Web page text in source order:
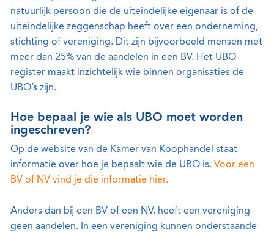
natuurlijk persoon die de uiteindelijke eigenaar is of de
uiteindelijke zeggenschap heeft over een onderneming,
stichting of vereniging. Dit zijn bijvoorbeeld mensen met
meer dan 25% van de aandelen in een BV. Het UBO-
register maakt inzichtelijk wie binnen organisaties de
UBO’s zijn.
Hoe bepaal je wie als UBO moet worden
ingeschreven?
Op de website van de Kamer van Koophandel staat
informatie over hoe je bepaalt wie de UBO is. Voor een
BV of NV vind je die informatie hier.
Anders dan bij een BV of een NV, heeft een vereniging
geen aandelen. In een vereniging kunnen onderstaande